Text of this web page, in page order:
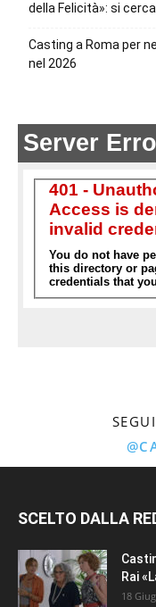
della Felicità»: si
Casting a Roma per
nel 2026
SCELTO DALLA
Rai
18